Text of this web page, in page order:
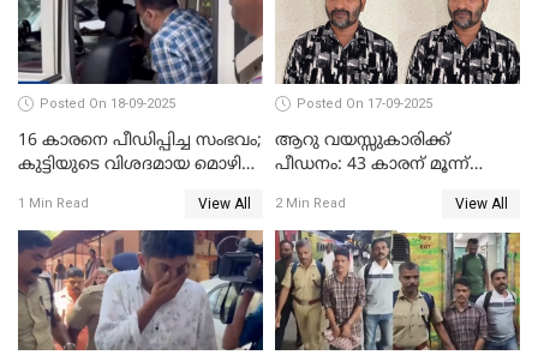
Posted On 18-09-2025
16 കാരനെ പീഡിപ്പിച്ച സംഭവം;
കുട്ടിയുടെ വിശദമായ മൊഴി
1 Min Read View All
Posted On 17-09-2025
ആറു വയസ്സുകാരിക്ക്
പീഡനം: 43 കാരന് മൂന്ന്
പിഴയും ശിക്ഷ
2 Min Read View All